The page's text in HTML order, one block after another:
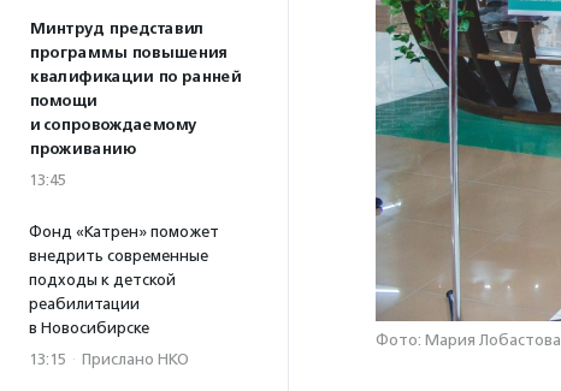
Минтруд представил
программы повышения
квалификации по ранней
помощи
и сопровождаемому
проживанию
13:45
Фонд «Катрен» поможет
внедрить современные
подходы к детской
реабилитации
в Новосибирске
13:15 · Прислано НКО
Фото: Мария Лобастова